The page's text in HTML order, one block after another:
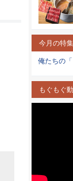
今月の特集
俺たちの
もぐもぐ